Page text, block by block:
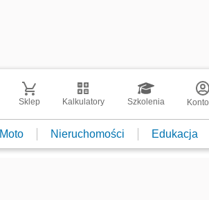
Sklep Kalkulatory Szkolenia Konto
Moto Nieruchomości Edukacja